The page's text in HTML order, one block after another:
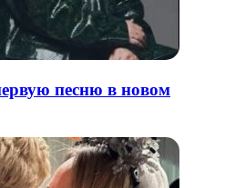
песню в новом